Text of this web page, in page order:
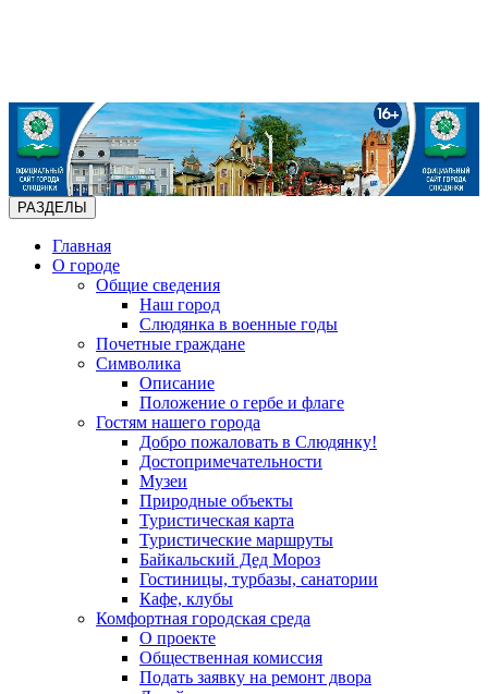
РАЗДЕЛЫ
Главная
О городе
Общие сведения
Наш город
Слюдянка в военные годы
Почетные граждане
Символика
Описание
Положение о гербе и флаге
Гостям нашего города
Добро пожаловать в Слюдянку!
Достопримечательности
Музеи
Природные объекты
Туристическая карта
Туристические маршруты
Байкальский Дед Мороз
Гостиницы, турбазы, санатории
Кафе, клубы
Комфортная городская среда
О проекте
Общественная комиссия
Подать заявку на ремонт двора